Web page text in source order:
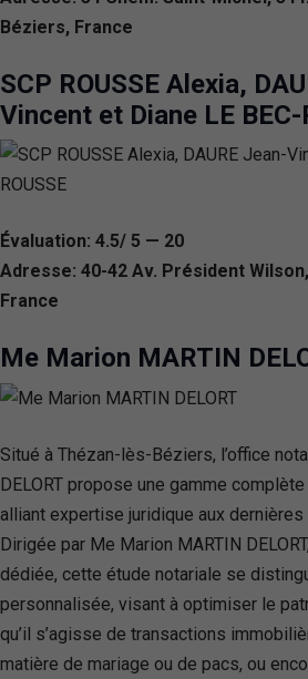
Béziers, France
SCP ROUSSE Alexia,
Vincent et Diane LE BEC-
Évaluation: 4.5/ 5 — 20
Adresse: 40-42 Av. Président
France
Me Marion MARTIN
Situé à Thézan-lès-Béziers, l’office
DELORT propose une gamme
alliant expertise juridique aux
Dirigée par Me Marion MARTIN
dédiée, cette étude notariale se
personnalisée, visant à optimiser le
qu’il s’agisse de transactions
matière de mariage ou de pacs, ou